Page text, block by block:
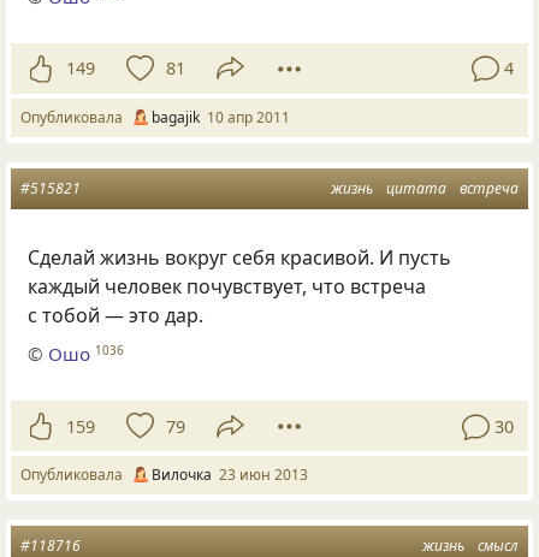
149 81 4
Опубликовала bagajik 10 апр 2011
жизнь цитата встреча
#515821
Сделай жизнь вокруг себя красивой. И пусть
каждый человек почувствует, что встреча
с тобой — это дар.
© Ошо 1036
159 79 30
Опубликовала Вилочка 23 июн 2013
жизнь смысл
#118716